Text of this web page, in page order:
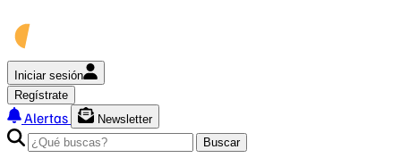
Iniciar sesión
Regístrate
Alertas
Newsletter
Buscar